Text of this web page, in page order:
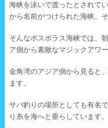
海峡を泳いで渡ったとされて
から名前がつけられた海峡、
そんなボスポラス海峡では、
ア側から素敵なマジックアワ
金角湾のアジア側から見ると
ます。
サバ釣りの場所としても有名
り糸を海へと垂らしています。